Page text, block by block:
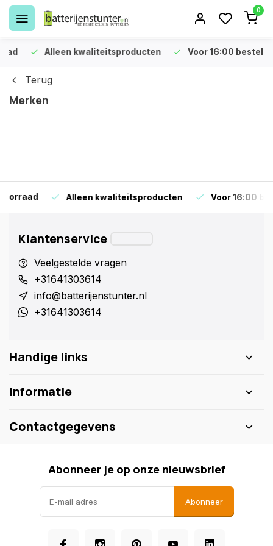
0
Alleen kwaliteitsproducten Voor 16:00 bestellen
Terug
Merken
Alleen kwaliteitsproducten Voor 16:00 bestellen
Klantenservice
Veelgestelde vragen
+31641303614
info@batterijenstunter.nl
+31641303614
Handige links
Informatie
Contactgegevens
Abonneer je op onze nieuwsbrief
Abonneer